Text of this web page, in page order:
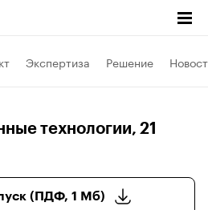
Экспертиза Решение
технологии, 21
(ПДФ, 1 Мб)